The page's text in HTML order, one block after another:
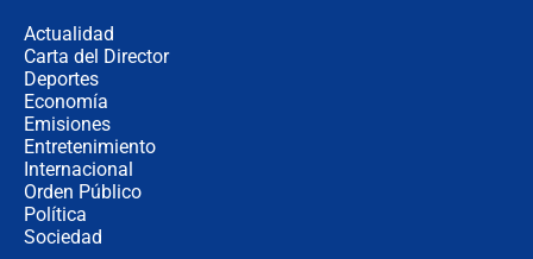
Actualidad
Carta del Director
Deportes
Economía
Emisiones
Entretenimiento
Internacional
Orden Público
Política
Sociedad